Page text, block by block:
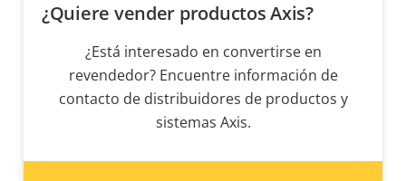
¿Quiere vender productos Axis?
¿Está interesado en convertirse en
revendedor? Encuentre información de
contacto de distribuidores de productos y
sistemas Axis.